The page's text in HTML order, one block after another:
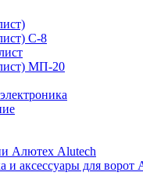
С-8
МП-20
Алютех Alutech
и аксессуары для ворот